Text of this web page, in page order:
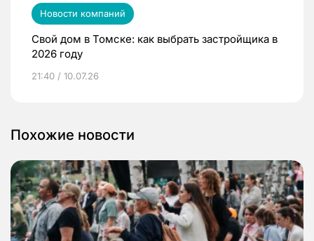
Новости компаний
Свой дом в Томске: как выбрать застройщика в
2026 году
21:40 / 10.07.26
Похожие новости